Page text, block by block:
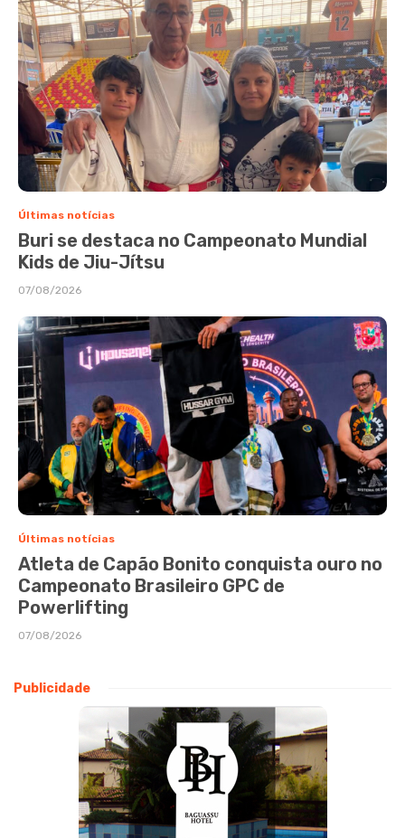
Últimas notícias
Buri se destaca no Campeonato Mundial
Kids de Jiu-Jítsu
07/08/2026
Últimas notícias
Atleta de Capão Bonito conquista ouro no
Campeonato Brasileiro GPC de
Powerlifting
07/08/2026
Publicidade